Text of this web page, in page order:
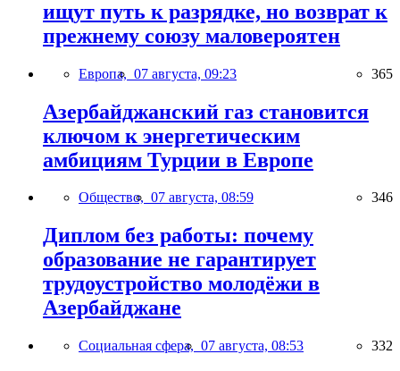
ищут путь к разрядке, но возврат к
прежнему союзу маловероятен
Европа, 07 августа, 09:23 365
Азербайджанский газ становится
ключом к энергетическим
амбициям Турции в Европе
Общество, 07 августа, 08:59 346
Диплом без работы: почему
образование не гарантирует
трудоустройство молодёжи в
Азербайджане
Социальная сфера, 07 августа, 08:53 332